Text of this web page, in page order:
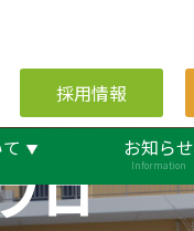
採用情報
お知らせ
Information
ロ